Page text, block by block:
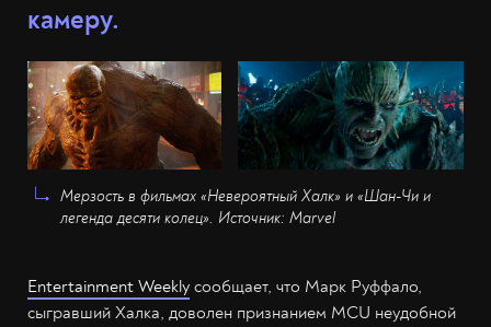
камеру.
Мерзость в фильмах «Невероятный Халк» и «Шан-Чи и
легенда десяти колец». Источник: Marvel
Entertainment Weekly сообщает, что Марк Руффало,
сыгравший Халка, доволен признанием MCU неудобной